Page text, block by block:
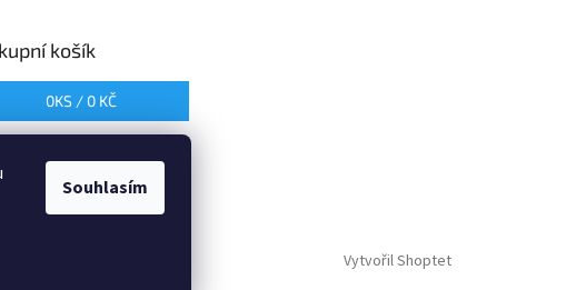
Souhlasím
košík
0KS / 0 KČ
Vytvořil Shoptet